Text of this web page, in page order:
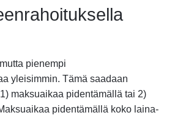
pienempi
yleisimmin. Tämä saadaan
maksuaikaa pidentämällä tai 2)
pidentämällä koko laina-